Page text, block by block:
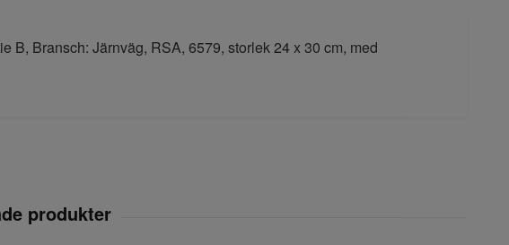
B, Bransch: Järnväg, RSA, 6579, storlek 24 x 30 cm, med